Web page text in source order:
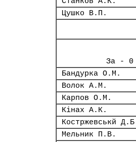
Цушко В.П.
За - 0
Бандурка О.М.
Волок А.М.
Карпов О.М.
Кінах А.К.
Костржевськй
Мельник П.В.